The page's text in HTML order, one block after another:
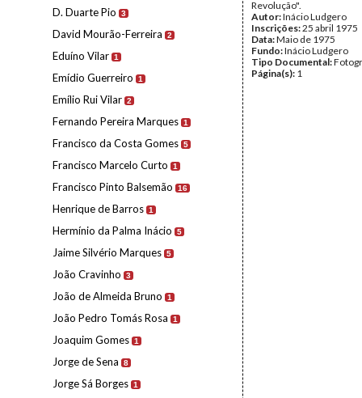
D. Duarte Pio 3
David Mourão-Ferreira 2
Eduíno Vilar 1
Emídio Guerreiro 1
Emílio Rui Vilar 2
Fernando Pereira Marques 1
Francisco da Costa Gomes 5
Francisco Marcelo Curto 1
Francisco Pinto Balsemão 16
Henrique de Barros 1
Hermínio da Palma Inácio 5
Jaime Silvério Marques 5
João Cravinho 3
João de Almeida Bruno 1
João Pedro Tomás Rosa 1
Joaquim Gomes 1
Jorge de Sena 8
Jorge Sá Borges 1
Revolução".
Autor:Inácio Ludgero
Inscrições:25 abril 1975
Data:Maio de 1975
Fundo:Inácio Ludgero
Tipo Documental:
Página(s): 1